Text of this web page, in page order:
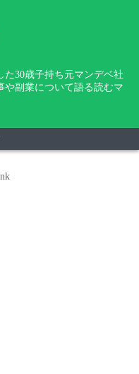
た30歳子持ち元マンデベ社
や副業について語る読むマ